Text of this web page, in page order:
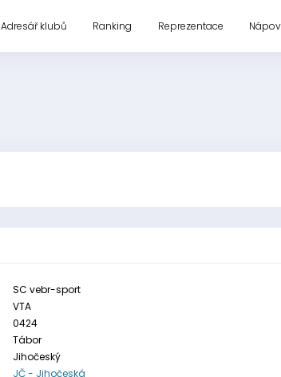
Adresář klubů Ranking Reprezentace
SC vebr-sport
VTA
0424
Tábor
Jihočeský
JČ - Jihočeská